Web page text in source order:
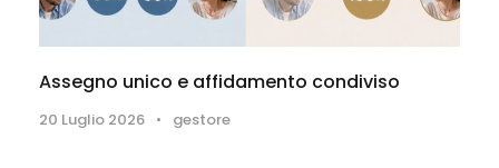
Assegno unico e affidamento condiviso
20 Luglio 2026 • gestore